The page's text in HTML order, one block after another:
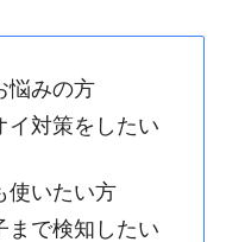
悩みの方
イ対策をしたい
使いたい方
まで検知したい